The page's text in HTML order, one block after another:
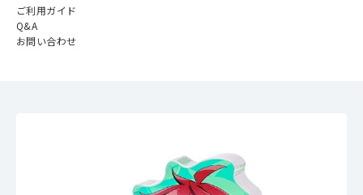
ご利用ガイド
Q&A
お問い合わせ